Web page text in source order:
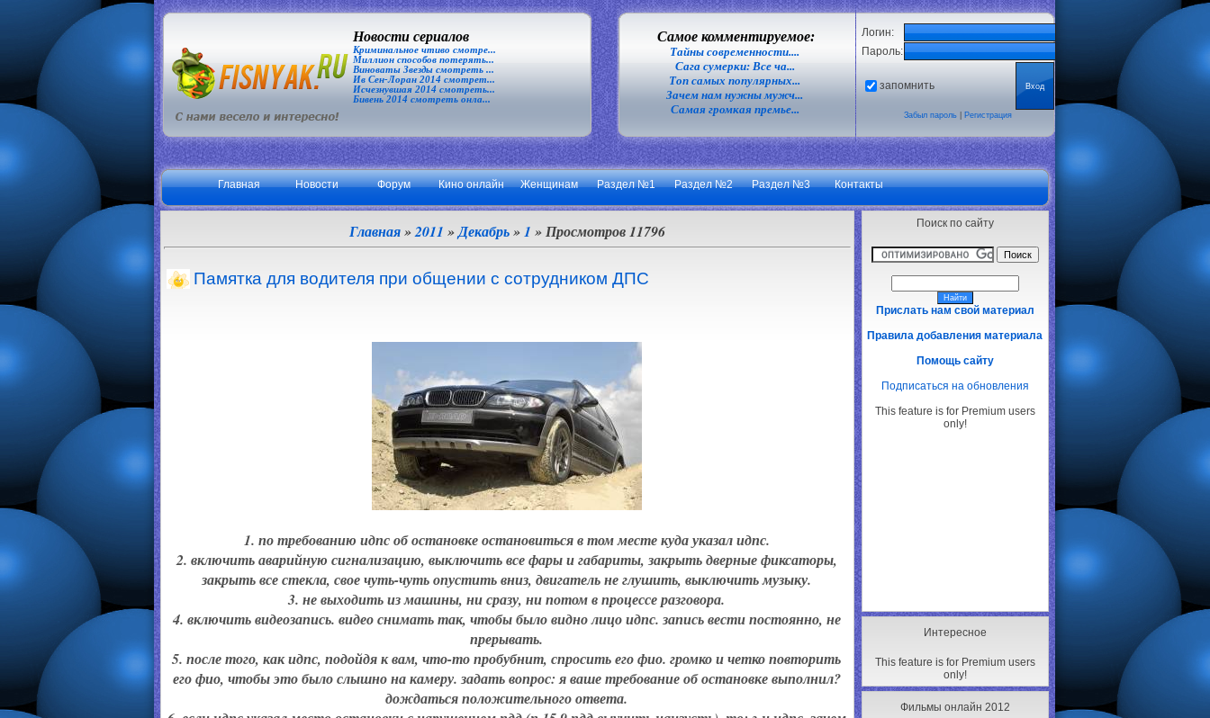
Новости сериалов
Криминальное чтиво смотре...
Миллион способов потерять...
Виноваты Звезды смотреть ...
Ив Сен-Лоран 2014 смотрет...
Исчезнувшая 2014 смотреть...
Бивень 2014 смотреть онла...
Самое комментируемое:
Тайны современности....
Сага сумерки: Все ча...
Топ самых популярных...
Зачем нам нужны мужч...
Самая громкая премье...
Логин:
Пароль:
запомнить
Забыл пароль| Регистрация
Главная Новости Форум Кино онлайн Женщинам Раздел №1 Раздел №2 Раздел №3 Контакты
Поиск по сайту
Прислать нам свой материал
Правила добавления материала
Помощь сайту
Подписаться на обновления
This feature is for Premium users
only!
Интересное
This feature is for Premium users
only!
Фильмы онлайн 2012
Главная»2011 »Декабрь » 1 » Просмотров 11796
Памятка для водителя при общении с сотрудником ДПС
1. по требованию идпс об остановке остановиться в том месте куда указал идпс.
2. включить аварийную сигнализацию, выключить все фары и габариты, закрыть дверные фиксаторы,
закрыть все стекла, свое чуть-чуть опустить вниз, двигатель не глушить, выключить музыку.
3. не выходить из машины, ни сразу, ни потом в процессе разговора.
4. включить видеозапись. видео снимать так, чтобы было видно лицо идпс. запись вести постоянно, не
прерывать.
5. после того, как идпс, подойдя к вам, что-то пробубнит, спросить его фио. громко и четко повторить
его фио, чтобы это было слышно на камеру. задать вопрос: я ваше требование об остановке выполнил?
дождаться положительного ответа.